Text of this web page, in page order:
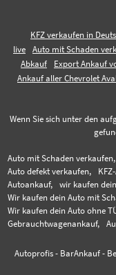
KFZ verkaufen in
live
Auto mit Schaden
Abkauf
Export Ankauf
Ankauf aller Chevrolet
Wenn Sie sich unter den
Auto mit Schaden verkaufen,
Auto defekt verkaufen,
Autoankauf,
wir kaufen
Wir kaufen dein Auto mit
Wir kaufen dein Auto ohne
Gebrauchtwagenankauf,
Autoprofis - BarAnkauf-